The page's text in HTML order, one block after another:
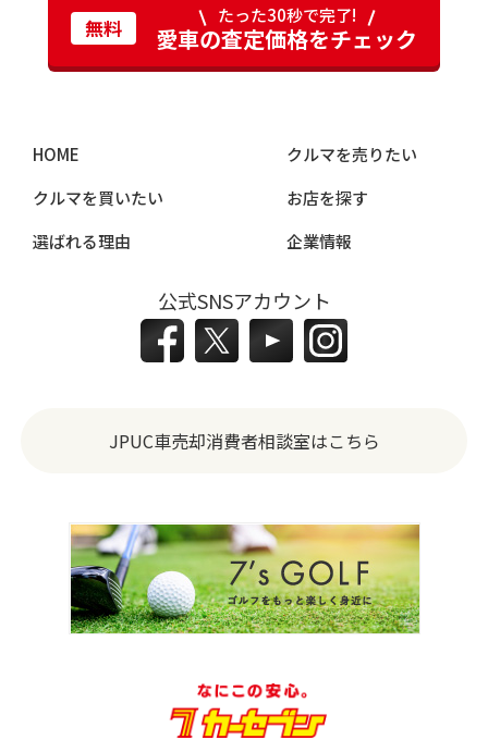
無料 たった30秒で完了!
愛車の査定価格をチェック
HOME
クルマを売りたい
クルマを買いたい
お店を探す
選ばれる理由
企業情報
公式SNSアカウント
JPUC車売却消費者相談室はこちら